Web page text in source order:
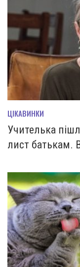
ЦІКАВИНКИ
Учителька
лист батькам.